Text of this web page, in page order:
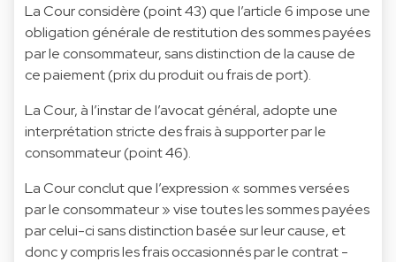
La Cour considère (point 43) que l’article 6 impose une
obligation générale de restitution des sommes payées
par le consommateur, sans distinction de la cause de
ce paiement (prix du produit ou frais de port).
La Cour, à l’instar de l’avocat général, adopte une
interprétation stricte des frais à supporter par le
consommateur (point 46).
La Cour conclut que l’expression « sommes versées
par le consommateur » vise toutes les sommes payées
par celui-ci sans distinction basée sur leur cause, et
donc y compris les frais occasionnés par le contrat -